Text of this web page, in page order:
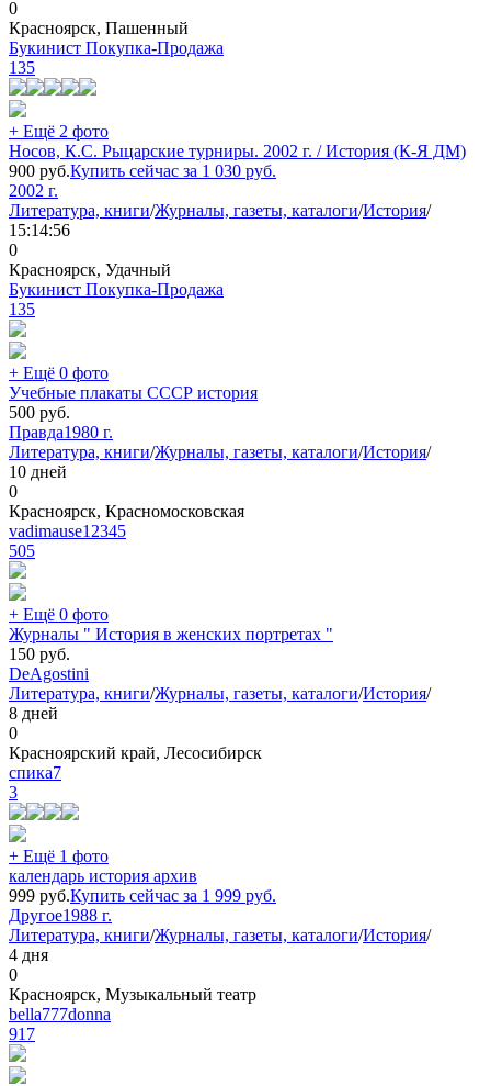
0
Красноярск, Пашенный
Букинист Покупка-Продажа
135
+ Ещё 2 фото
Носов, К.С. Рыцарские турниры. 2002 г. / История (К-Я ДМ)
900 руб.Купить сейчас за 1 030 руб.
2002 г.
Литература, книги/Журналы, газеты, каталоги/История/
15:14:56
0
Красноярск, Удачный
Букинист Покупка-Продажа
135
+ Ещё 0 фото
Учебные плакаты СССР история
500 руб.
Правда1980 г.
Литература, книги/Журналы, газеты, каталоги/История/
10 дней
0
Красноярск, Красномосковская
vadimause12345
505
+ Ещё 0 фото
Журналы " История в женских портретах "
150 руб.
DeAgostini
Литература, книги/Журналы, газеты, каталоги/История/
8 дней
0
Красноярский край, Лесосибирск
спика7
3
+ Ещё 1 фото
календарь история архив
999 руб.Купить сейчас за 1 999 руб.
Другое1988 г.
Литература, книги/Журналы, газеты, каталоги/История/
4 дня
0
Красноярск, Музыкальный театр
bella777donna
917